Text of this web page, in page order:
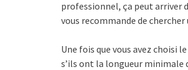
professionnel, ça peut arriver
vous recommande de
Une fois que vous avez choisi
s’ils ont la longueur minimale